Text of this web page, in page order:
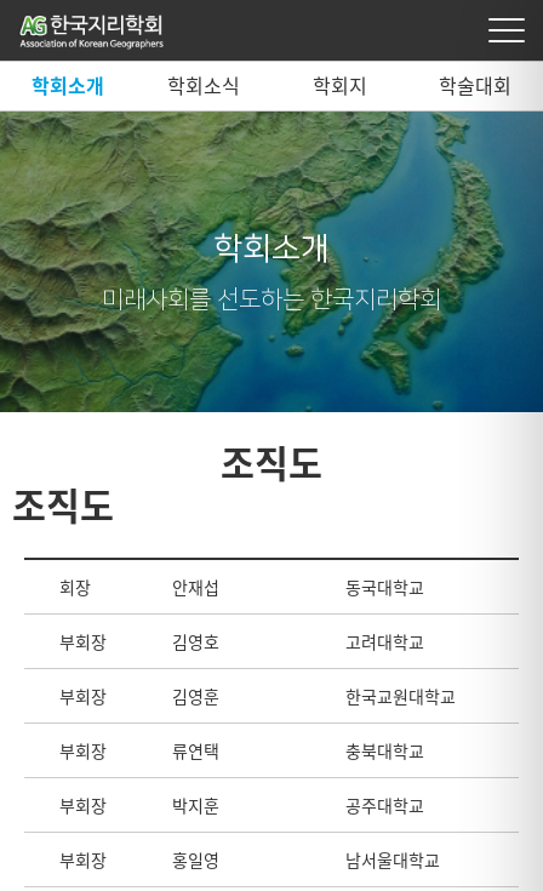
학회소개 학회소식 학회지 학술대회
학회소개
미래사회를 선도하는 한국지리학회
조직도
조직도
회장 안재섭 동국대학교
부회장 김영호 고려대학교
부회장 김영훈 한국교원대학교
부회장 류연택 충북대학교
부회장 박지훈 공주대학교
부회장 홍일영 남서울대학교